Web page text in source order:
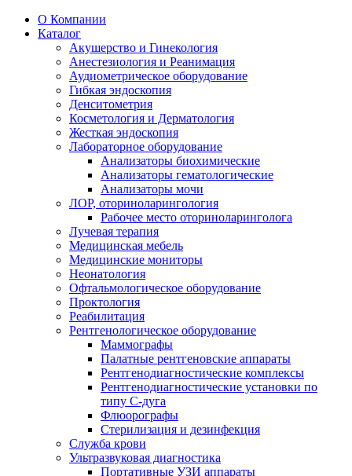
О Компании
Каталог
Акушерство и Гинекология
Анестезиология и Реанимация
Аудиометрическое оборудование
Гибкая эндоскопия
Денситометрия
Косметология и Дерматология
Жесткая эндоскопия
Лабораторное оборудование
Анализаторы биохимические
Анализаторы гематологические
Анализаторы мочи
ЛОР, оториноларингология
Рабочее место оториноларинголога
Лучевая терапия
Медицинская мебель
Медицинские мониторы
Неонатология
Офтальмологическое оборудование
Проктология
Реабилитация
Рентгенологическое оборудование
Маммографы
Палатные рентгеновские аппараты
Рентгенодиагностические комплексы
Рентгенодиагностические установки по
типу С-дуга
Флюорографы
Стерилизация и дезинфекция
Служба крови
Ультразвуковая диагностика
Портативные УЗИ аппараты